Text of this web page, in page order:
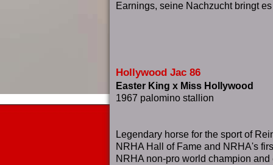
Earnings, seine Nachzucht bringt
Hollywood Jac 86
Easter King x Miss Hollywood
1967 palomino stallion
Legendary horse for the sport of
NRHA Hall of Fame and NRHA's
NRHA non-pro world champion